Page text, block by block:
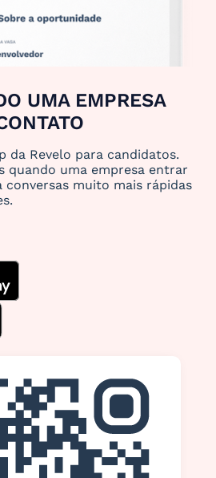
UMA EMPRESA
da Revelo para candidatos.
quando uma empresa entrar
muito mais rápidas